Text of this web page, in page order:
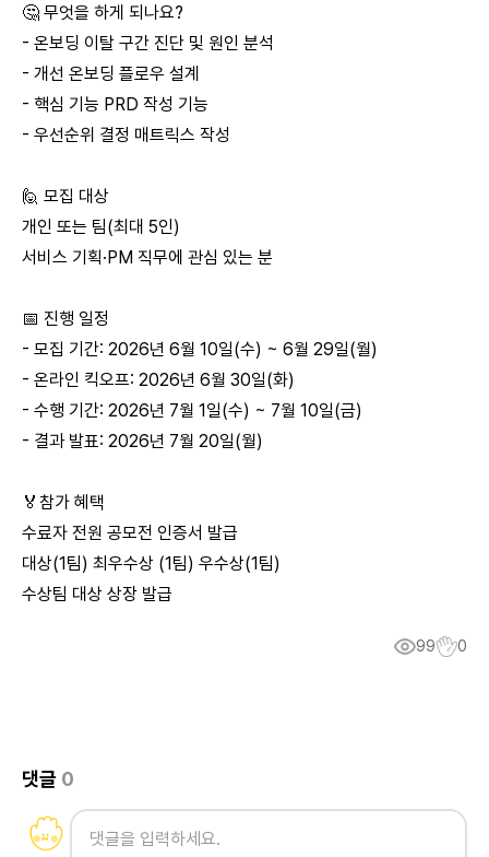
🤔 무엇을 하게 되나요?
- 온보딩 이탈 구간 진단 및 원인 분석
- 개선 온보딩 플로우 설계
- 핵심 기능 PRD 작성 기능
- 우선순위 결정 매트릭스 작성
🙋 모집 대상
개인 또는 팀(최대 5인)
서비스 기획·PM 직무에 관심 있는 분
📅 진행 일정
- 모집 기간: 2026년 6월 10일(수) ~ 6월 29일(월)
- 온라인 킥오프: 2026년 6월 30일(화)
- 수행 기간: 2026년 7월 1일(수) ~ 7월 10일(금)
- 결과 발표: 2026년 7월 20일(월)
🏅참가 혜택
수료자 전원 공모전 인증서 발급
대상(1팀) 최우수상 (1팀) 우수상(1팀)
수상팀 대상 상장 발급
99 0
댓글 0